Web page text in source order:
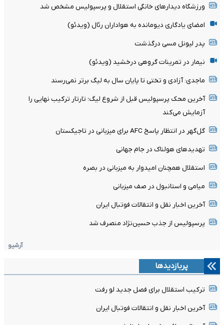
ورزشگاه دیدارهای خانگی استقلال و پرسپولیس مشخص شد
امضای یادگاری دیومانده به هواداران رئال (ویدئو)
پدر لیونل مسی درگذشت
نیمار در تمرینات گروهی درخشید (ویدئو)
ماجدی: آزادی و تختی تا پایان سال به لیگ برتر نمی‌رسند
آخرین محک پرسپولیس قبل از شروع لیگ؛ تارتار ترکیب نهایی را
آزمایش می‌کند
گل‌گهر در انتظار پاسخ AFC برای میزبانی در تاجیکستان
تهدیدهای هولناک در جام جهانی
استقلال همچنان امیدوار به میزبانی در بصره
میامی و استانبول در صف میزبانی
آخرین اخبار نقل و انتقالات فوتبال ایران
پرسپولیس از جذب حسین‌نژاد منصرف شد
آرشیو
پربازدیدها
ترکیب استقلال برای فصل جدید لو رفت
آخرین اخبار نقل و انتقالات فوتبال ایران